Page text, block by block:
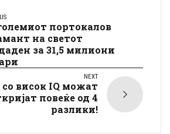
портокалов
на светот
за 31,5 милиони
NEXT
со висок IQ можат
повеќе од 4
разлики!